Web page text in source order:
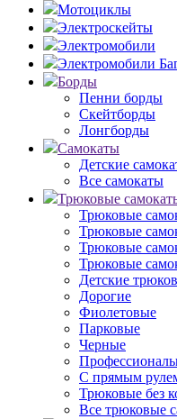
Мотоциклы
Электроскейты
Электромобили
Электромобили
Борды
Пенни борды
Скейтборды
Лонгборды
Самокаты
Детские
Все самокаты
Трюковые
Трюковые
Трюковые
Трюковые
Трюковые
Детские
Дорогие
Фиолетовые
Парковые
Черные
С прямым
Трюковые без
Все трюковые